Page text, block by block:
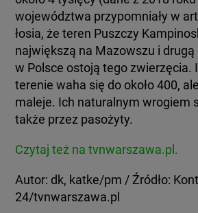
województwa przypomniały w
łosia, że teren Puszczy
największą na Mazowszu i drugą
w Polsce ostoją tego zwierzęcia.
terenie waha się do około 400,
maleje. Ich naturalnym wrogiem
także przez pasożyty.
Czytaj też na tvnwarszawa.pl.
Autor: dk, katke/pm / Źródło:
24/tvnwarszawa.pl